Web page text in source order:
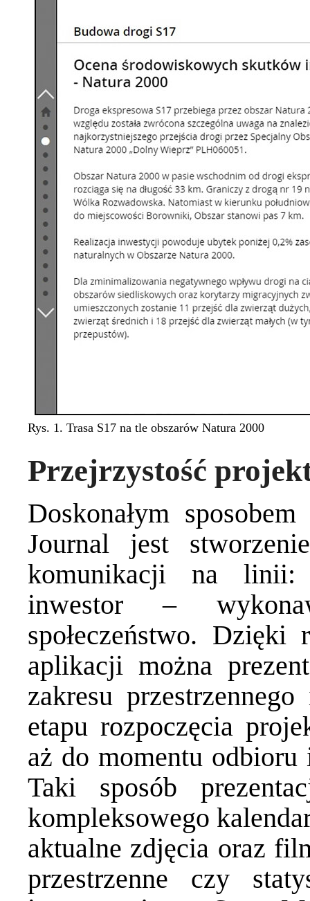
Rys. 1. Trasa S17 na tle obszarów Natura 2000
Przejrzystość
Doskonałym
Journal jest
komunikacji na linii:
inwestor –
społeczeństwo. Dzięki
aplikacji można
zakresu
etapu rozpoczęcia
aż do momentu
Taki sposób
kompleksowego
aktualne zdjęcia oraz
przestrzenne czy